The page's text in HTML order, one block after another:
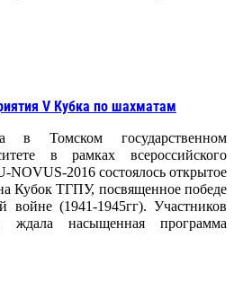
V Кубка по шахматам
Томском государственном
в рамках всероссийского
-NOVUS-2016 состоялось открытое
Кубок ТГПУ, посвященное победе
войне (1941-1945гг). Участников
ждала насыщенная программа